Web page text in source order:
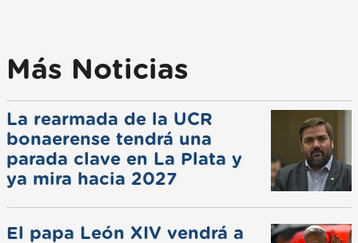
Más Noticias
La rearmada de la UCR
bonaerense tendrá una
parada clave en La Plata y
ya mira hacia 2027
El papa León XIV vendrá a